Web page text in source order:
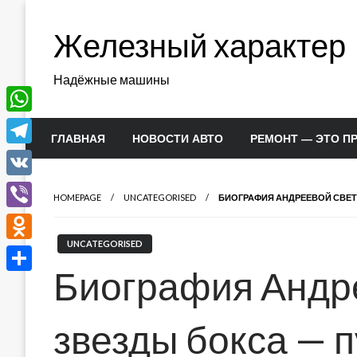
содержимомуЖелезный характер
Надёжные машины
ГЛАВНАЯ НОВОСТИ АВТО РЕМОНТ — ЭТО
HOMEPAGE UNCATEGORISED БИОГРАФИЯ АНДРЕЕВОЙ
UNCATEGORISED
Биография
звезды бокса —
WhatsApp
Telegram
VK
Viber
Odnoklassniki
Отправить